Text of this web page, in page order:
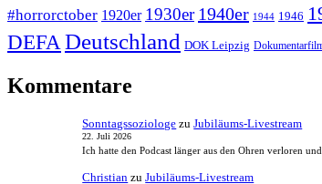
#horrorctober 1920er 1930er 1940er 1944 1946
DEFA Deutschland DOK Leipzig
Kommentare
Sonntagssoziologe zuJubiläums-Livestream
22. Juli 2026
Ich hatte den Podcast länger aus den Ohren verloren
Christian zuJubiläums-Livestream